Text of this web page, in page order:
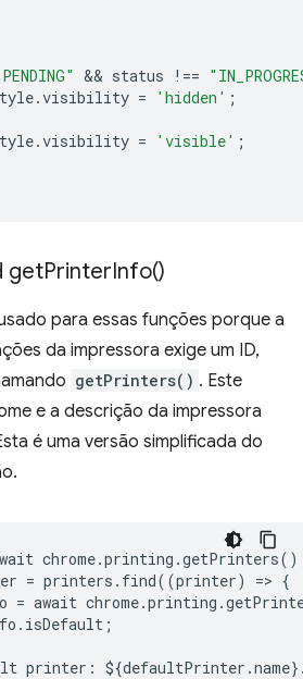
&& status !==
.visibility = 'hidden' ;
.visibility = 'visible' ;
getPrinterInfo()
para essas funções porque a
da impressora exige um ID,
getPrinters() . Este
e a descrição da impressora
é uma versão simplificada do
chrome.printing .getPrinters
= printers . find((printer) => {
= await chrome.printing .
. isDefault ;
printer : ${defaultPrinter .name}